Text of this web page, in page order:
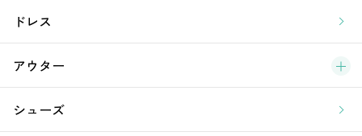
ア
ドレス
アウター
シューズ